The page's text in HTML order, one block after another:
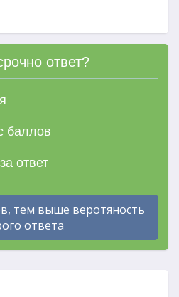
ответ?
баллов
ответ
тем выше веротяность
ответа